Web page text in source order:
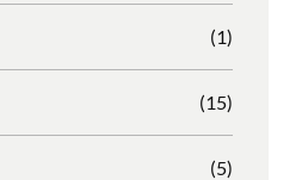
(1)
(15)
(5)